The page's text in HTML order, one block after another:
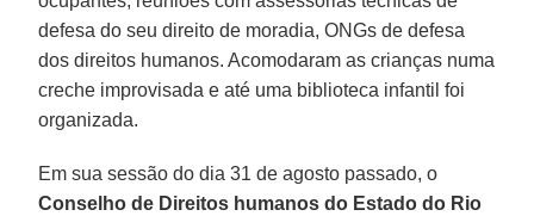
defesa do seu direito de moradia, ONGs de defesa
dos direitos humanos. Acomodaram as crianças numa
creche improvisada e até uma biblioteca infantil foi
organizada.
Em sua sessão do dia 31 de agosto passado, o
Conselho de Direitos humanos do Estado do Rio